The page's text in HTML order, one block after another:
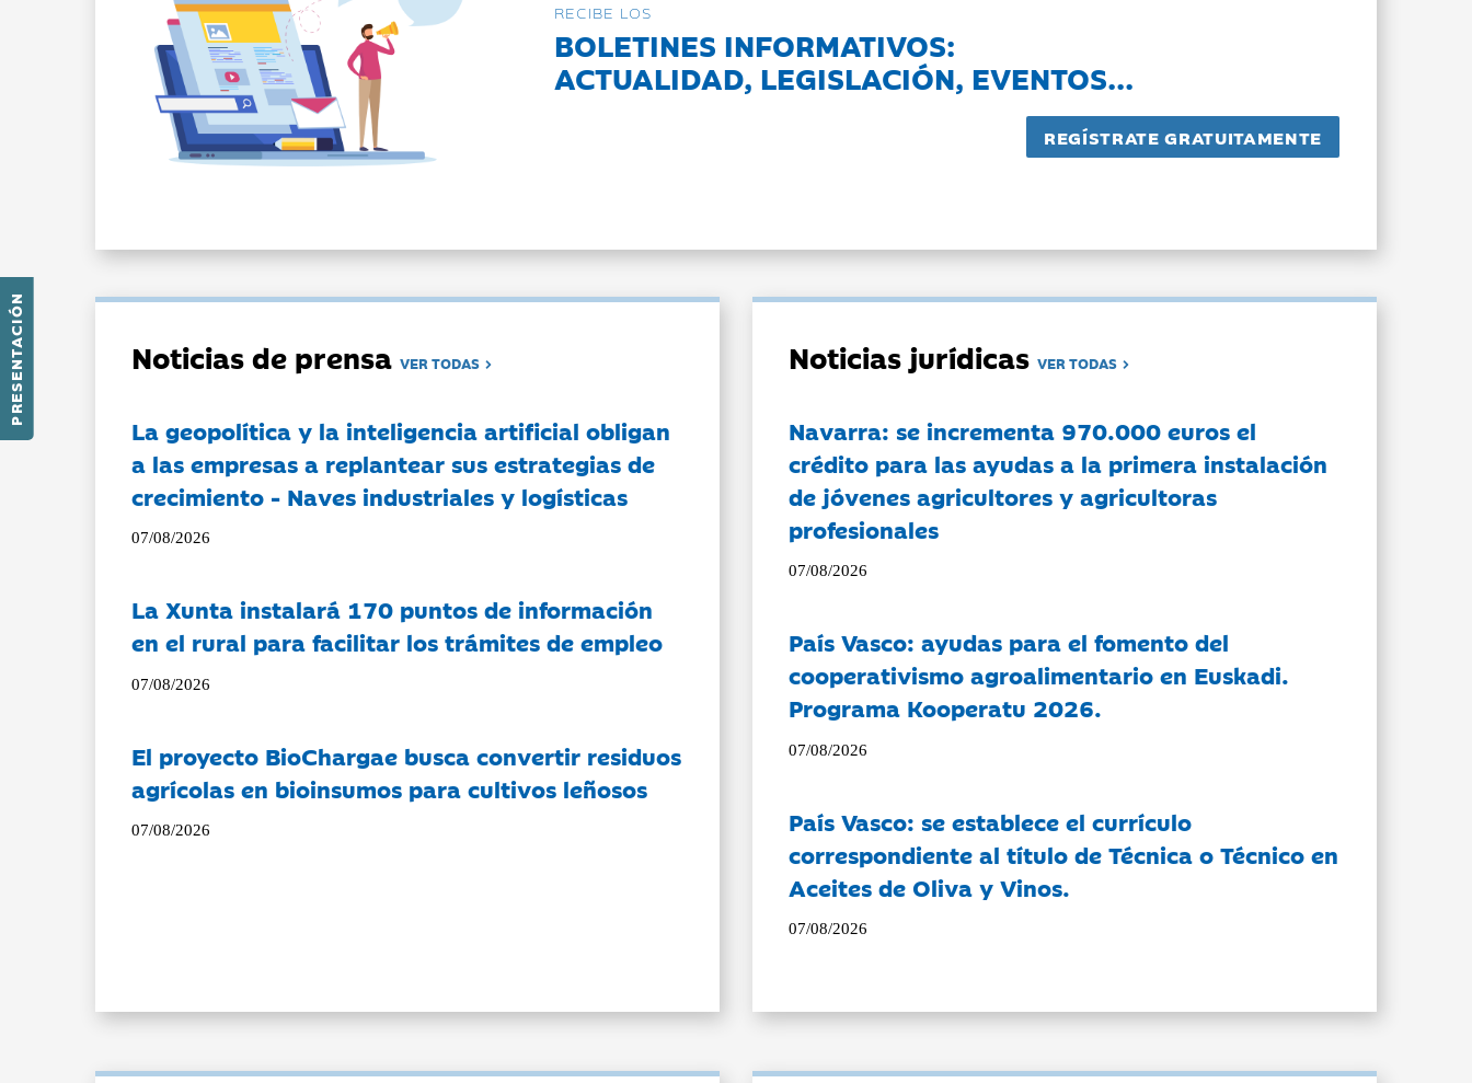
PRESENTACIÓN
RECIBE LOS
BOLETINES INFORMATIVOS:
ACTUALIDAD, LEGISLACIÓN, EVENTOS...
Noticias de prensaVER TODAS
La geopolítica y la inteligencia artificial obligan
a las empresas a replantear sus estrategias de
crecimiento - Naves industriales y logísticas
07/08/2026
La Xunta instalará 170 puntos de información
en el rural para facilitar los trámites de empleo
07/08/2026
El proyecto BioChargae busca convertir residuos
agrícolas en bioinsumos para cultivos leñosos
07/08/2026
Noticias jurídicasVER TODAS
Navarra: se incrementa 970.000 euros el
crédito para las ayudas a la primera instalación
de jóvenes agricultores y agricultoras
profesionales
07/08/2026
País Vasco: ayudas para el fomento del
cooperativismo agroalimentario en Euskadi.
Programa Kooperatu 2026.
07/08/2026
País Vasco: se establece el currículo
correspondiente al título de Técnica o Técnico en
Aceites de Oliva y Vinos.
07/08/2026